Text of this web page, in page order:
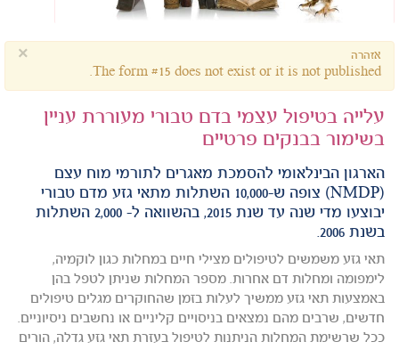
× אזהרה
The form #15 does not exist or it is not published.
עלייה בטיפול עצמי בדם טבורי מעוררת עניין
בשימור בבנקים פרטיים
הארגון הבינלאומי להסמכת מאגרים לתורמי מוח עצם
(NMDP) צופה ש-10,000 השתלות מתאי גזע מדם טבורי
יבוצעו מדי שנה עד שנת 2015, בהשוואה ל- 2,000 השתלות
בשנת 2006.
תאי גזע משמשים לטיפולים מצילי חיים במחלות כגון לוקמיה,
לימפומה ומחלות דם אחרות. מספר המחלות שניתן לטפל בהן
באמצעות תאי גזע ממשיך לעלות בזמן שהחוקרים מגלים טיפולים
חדשים, שרבים מהם נמצאים בניסויים קליניים או נחשבים ניסיוניים.
ככל שרשימת המחלות הניתנות לטיפול בעזרת תאי גזע גדלה, הורים